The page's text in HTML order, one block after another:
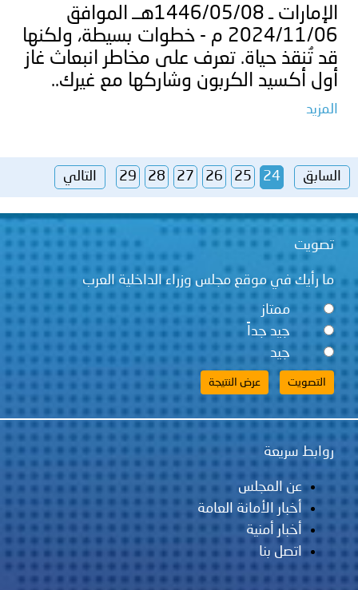
الإمارات ـ 1446/05/08هــ الموافق
2024/11/06 م - خطوات بسيطة، ولكنها
قد تُنقذ حياة. تعرف على مخاطر انبعاث غاز
أول أكسيد الكربون وشاركها مع غيرك..
المزيد
السابق 24
25
26
27
28
29 التالي
تصويت
ما رأيك في موقع مجلس وزراء الداخلية العرب
ممتاز
جيد جداً
جيد
روابط سريعة
عن المجلس
أخبار الأمانة العامة
أخبار أمنية
اتصل بنا